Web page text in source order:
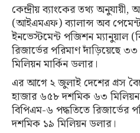
কেন্দ্রীয় ব্যাংকের তথ্য অনুযায়ী,
(আইএমএফ) ব্যালান্স অব
ইনভেস্টমেন্ট পজিশন ম্যানুয়াল
রিজার্ভের পরিমাণ দাঁড়িয়েছে
মিলিয়ন মার্কিন ডলার।
এর আগে ২ জুলাই দেশের গ্রস
হাজার ৬৫৮ দশমিক ৬৩
বিপিএম-৬ পদ্ধতিতে রিজার্ভের
দশমিক ১৯ মিলিয়ন ডলার।